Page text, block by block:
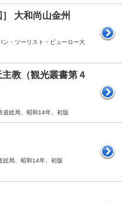
］ 大和尚山金州
ン・ツーリスト・ビューロー大
教（観光叢書第４
道総局、昭和14年、初版
総局、昭和14年、初版